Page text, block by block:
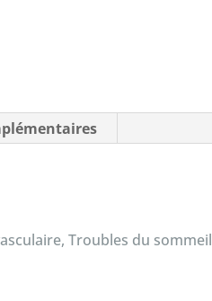
Troubles du sommeil